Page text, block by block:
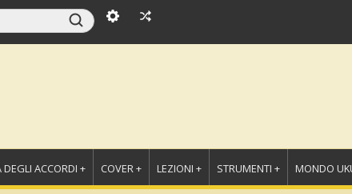
DEGLI ACCORDI + COVER + LEZIONI + STRUMENTI + MONDO